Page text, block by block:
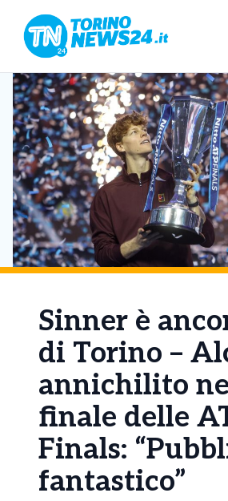
Sinner è
di Torino –
annichilito
finale delle
Finals:
fantastico”